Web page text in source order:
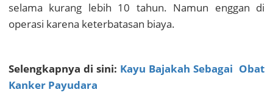
selama kurang lebih 10 tahun. Namun enggan di
operasi karena keterbatasan biaya.
Selengkapnya di sini: Kayu Bajakah Sebagai Obat
Kanker Payudara